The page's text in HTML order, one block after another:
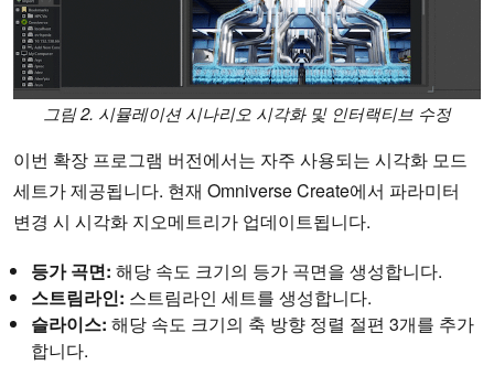
그림 2. 시뮬레이션 시나리오 시각화 및 인터랙티브 수정
이번 확장 프로그램 버전에서는 자주 사용되는 시각화 모드
세트가 제공됩니다. 현재 Omniverse Create에서 파라미터
변경 시 시각화 지오메트리가 업데이트됩니다.
등가 곡면: 해당 속도 크기의 등가 곡면을 생성합니다.
스트림라인: 스트림라인 세트를 생성합니다.
슬라이스: 해당 속도 크기의 축 방향 정렬 절편 3개를 추가
합니다.